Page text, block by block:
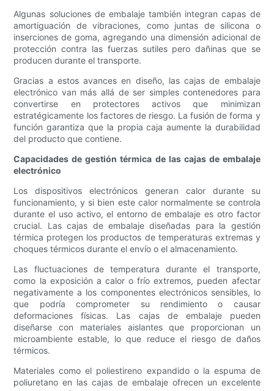
Algunas soluciones de embalaje también integran capas de
amortiguación de vibraciones, como juntas de silicona o
inserciones de goma, agregando una dimensión adicional de
protección contra las fuerzas sutiles pero dañinas que se
producen durante el transporte.
Gracias a estos avances en diseño, las cajas de embalaje
electrónico van más allá de ser simples contenedores para
convertirse en protectores activos que minimizan
estratégicamente los factores de riesgo. La fusión de forma y
función garantiza que la propia caja aumente la durabilidad
del producto que contiene.
Capacidades de gestión térmica de las cajas de embalaje
electrónico
Los dispositivos electrónicos generan calor durante su
funcionamiento, y si bien este calor normalmente se controla
durante el uso activo, el entorno de embalaje es otro factor
crucial. Las cajas de embalaje diseñadas para la gestión
térmica protegen los productos de temperaturas extremas y
choques térmicos durante el envío o el almacenamiento.
Las fluctuaciones de temperatura durante el transporte,
como la exposición a calor o frío extremos, pueden afectar
negativamente a los componentes electrónicos sensibles, lo
que podría comprometer su rendimiento o causar
deformaciones físicas. Las cajas de embalaje pueden
diseñarse con materiales aislantes que proporcionan un
microambiente estable, lo que reduce el riesgo de daños
térmicos.
Materiales como el poliestireno expandido o la espuma de
poliuretano en las cajas de embalaje ofrecen un excelente